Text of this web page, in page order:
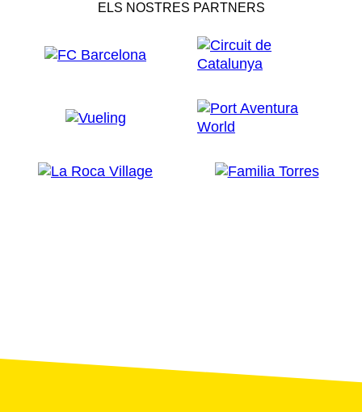
ELS NOSTRES PARTNERS